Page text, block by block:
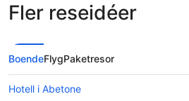
Fler reseidéer
BoendeFlygPaketresor
Hotell i Abetone